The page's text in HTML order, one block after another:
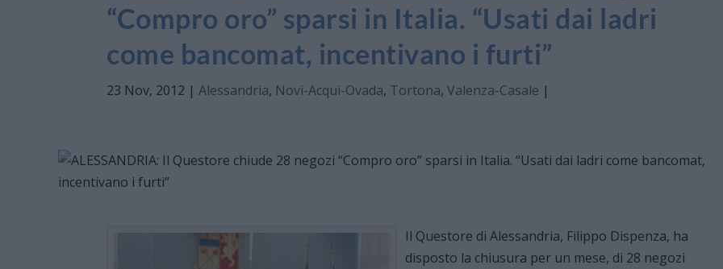
“Compro oro” sparsi in Italia. “Usati dai ladri
come bancomat, incentivano i furti”
23 Nov, 2012 | Alessandria, Novi-Acqui-Ovada, Tortona, Valenza-Casale |
Il Questore di Alessandria, Filippo Dispenza, ha
disposto la chiusura per un mese, di 28 negozi